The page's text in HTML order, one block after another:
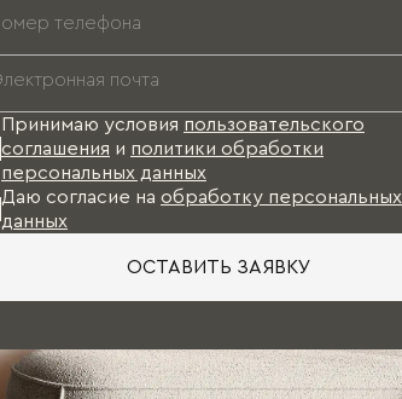
Принимаю условия пользовательского
соглашения и политики обработки
персональных данных
Даю согласие на обработку персональных
данных
ОСТАВИТЬ ЗАЯВКУ